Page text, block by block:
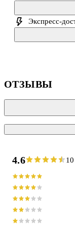
Экспресс-
ОТЗЫВЫ
4.6